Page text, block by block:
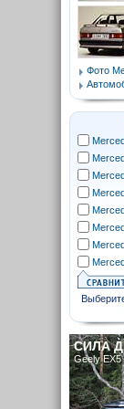
Фото
СИЛА
Geely EX5